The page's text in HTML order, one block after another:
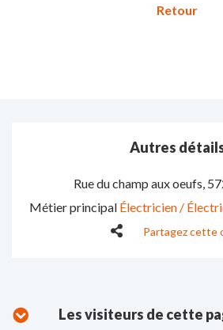
Autres
Rue du champ aux oeufs,
Métier principal Électricien /
Partagez cette
Les visiteurs de cette